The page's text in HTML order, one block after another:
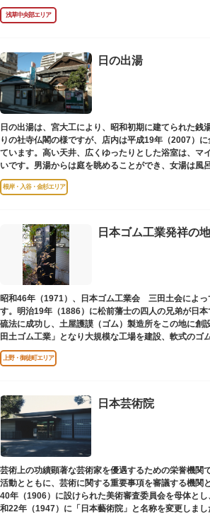
浅草中央部エリア
日の出湯
日の出湯は、宮大工により、昭和初期に建てられた銭
りの社寺仏閣の様ですが、店内は平成19年（2007）
ています。高い天井、広くゆったりとした浴室は、マ
いです。男湯からは庭を眺めることができ、女湯は風
はめ込まれ、可愛い金魚が泳いでいます。
根岸・入谷・金杉エリア
日本ゴム工業発祥の
昭和46年（1971）、日本ゴム工業会 三田土会によっ
す。明治19年（1886）に松前藩士の四人の兄弟が日
硫法に成功し、土屋護謨（ゴム）製造所をこの地に創
田土ゴム工業」となり大規模な工場を建設、軟式のゴ
ど新しいゴム製品を次々に開発しました。
上野・御徒町エリア
日本芸術院
芸術上の功績顕著な芸術家を優遇するための栄誉機関
活動とともに、芸術に関する重要事項を審議する機関
40年（1906）に設けられた美術審査委員会を母体と
和22年（1947）に「日本藝術院」と名称を変更しまし